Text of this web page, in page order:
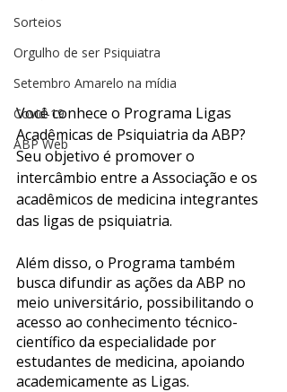
Sorteios
Orgulho de ser Psiquiatra
Setembro Amarelo na mídia
Covid-19
ABP Web
Você conhece o Programa Ligas
Acadêmicas de Psiquiatria da ABP?
Seu objetivo é promover o
intercâmbio entre a Associação e os
acadêmicos de medicina integrantes
das ligas de psiquiatria.
Além disso, o Programa também
busca difundir as ações da ABP no
meio universitário, possibilitando o
acesso ao conhecimento técnico-
científico da especialidade por
estudantes de medicina, apoiando
academicamente as Ligas.